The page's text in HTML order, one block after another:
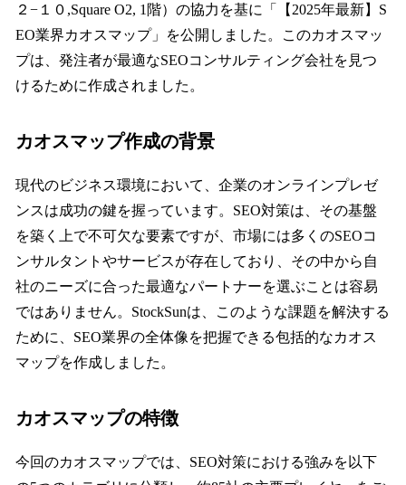
２−１０,Square O2, 1階）の協力を基に「【2025年最新】S
EO業界カオスマップ」を公開しました。このカオスマッ
プは、発注者が最適なSEOコンサルティング会社を見つ
けるために作成されました。
カオスマップ作成の背景
現代のビジネス環境において、企業のオンラインプレゼ
ンスは成功の鍵を握っています。SEO対策は、その基盤
を築く上で不可欠な要素ですが、市場には多くのSEOコ
ンサルタントやサービスが存在しており、その中から自
社のニーズに合った最適なパートナーを選ぶことは容易
ではありません。StockSunは、このような課題を解決する
ために、SEO業界の全体像を把握できる包括的なカオス
マップを作成しました。
カオスマップの特徴
今回のカオスマップでは、SEO対策における強みを以下